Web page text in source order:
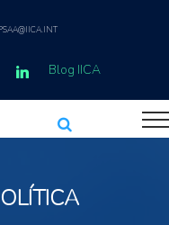
Blog IICA